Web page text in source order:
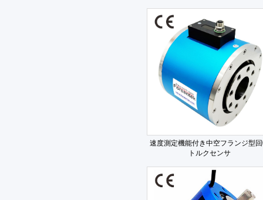
速度測定機能付き中空フランジ型
トルクセンサ